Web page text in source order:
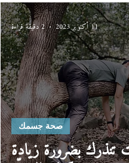
تنذرك بضرورة زيادة
صحة جسمك
11 أكتوبر 2023 2 دقيقة قراءة